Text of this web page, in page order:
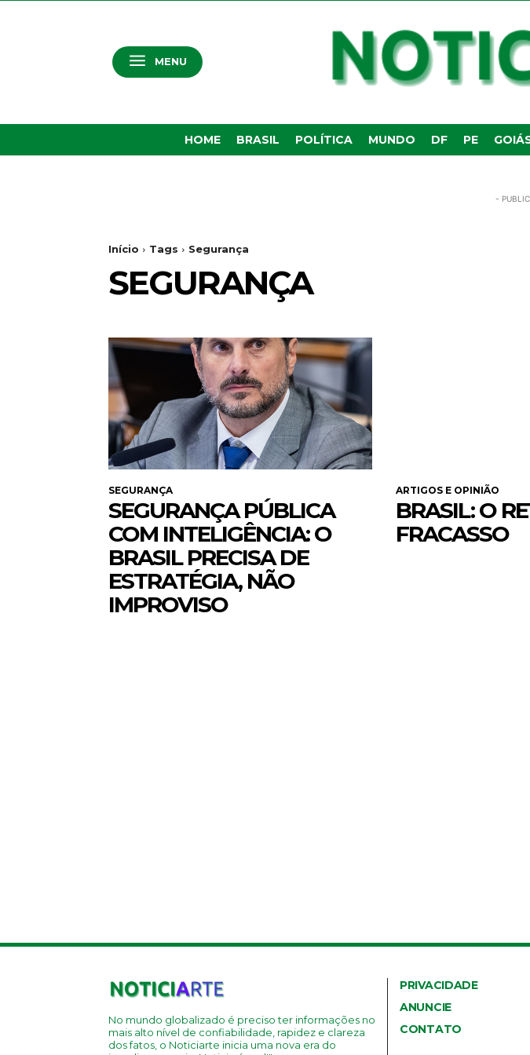
MENU
HOME BRASIL POLÍTICA MUNDO DF PE
-
Início Tags Segurança
SEGURANÇA
SEGURANÇA
SEGURANÇA PÚBLICA
COM INTELIGÊNCIA: O
BRASIL PRECISA DE
ESTRATÉGIA, NÃO
IMPROVISO
ARTIGOS E OPINIÃO
BRASIL: O
FRACASSO
No mundo globalizado é preciso ter informações no
mais alto nível de confiabilidade, rapidez e clareza
dos fatos, o Noticiarte inicia uma nova era do
PRIVACIDADE
ANUNCIE
CONTATO